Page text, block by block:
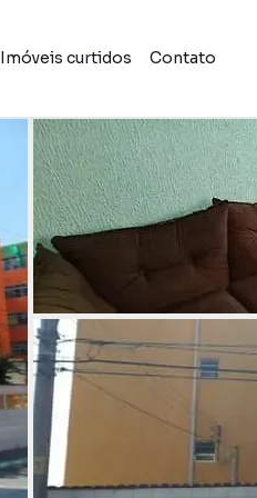
Imóveis curtidos Contato